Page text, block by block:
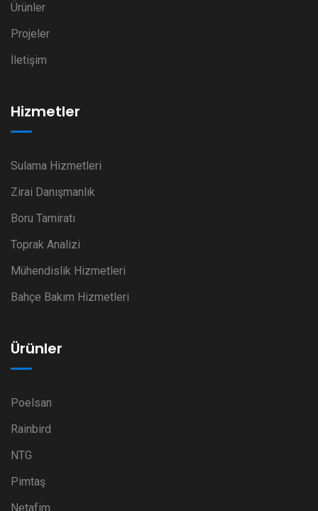
Ürünler
Projeler
İletişim
Hizmetler
Sulama Hizmetleri
Zirai Danışmanlık
Boru Tamiratı
Toprak Analizi
Mühendislik Hizmetleri
Bahçe Bakım Hizmetleri
Ürünler
Poelsan
Rainbird
NTG
Pimtaş
Netafim